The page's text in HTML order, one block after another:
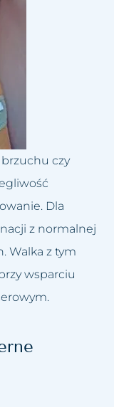
czy
Dla
z normalnej
Walka z tym
wsparciu